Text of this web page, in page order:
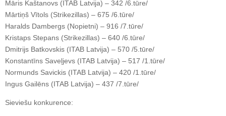
Māris Kaštanovs (ITAB Latvija) – 342 /6.tūre/
Mārtiņš Vītols (Strikezillas) – 675 /6.tūre/
Haralds Dambergs (Nopietni) – 916 /7.tūre/
Kristaps Stepans (Strikezillas) – 640 /6.tūre/
Dmitrijs Batkovskis (ITAB Latvija) – 570 /5.tūre/
Konstantīns Saveļjevs (ITAB Latvija) – 517 /1.tūre/
Normunds Savickis (ITAB Latvija) – 420 /1.tūre/
Ingus Gailēns (ITAB Latvija) – 437 /7.tūre/
Sieviešu konkurence: